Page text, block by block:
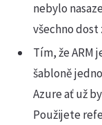
nebylo
všechno
Tím, že ARM
šabloně
Azure ať už
Použijete